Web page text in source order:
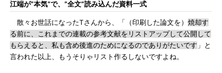
江端が”本気”で、”全文”読み込んだ資料一式
散々お世話になったTさんから、「（印刷した論文を） 焼却す
る前に、これまでの連載の参考文献をリストアップして公開して
もらえると、私も含め後進のためになるのでありがたいです 」と
言われた以上、もうそりゃリスト作るしないですよね。